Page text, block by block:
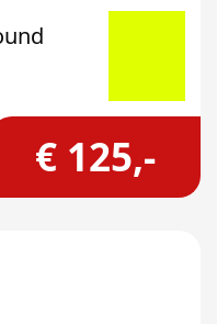
€ 125,-